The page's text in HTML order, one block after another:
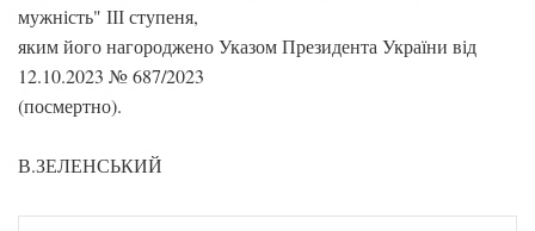
мужність" ІІІ ступеня,
яким його нагороджено Указом Президента України від
12.10.2023 № 687/2023
(посмертно).
В.ЗЕЛЕНСЬКИЙ